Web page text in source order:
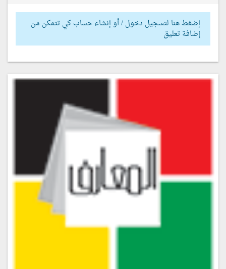
إضغط هنا لتسجيل دخول / أو إنشاء حساب كي تتمكن من
إضافة تعليق